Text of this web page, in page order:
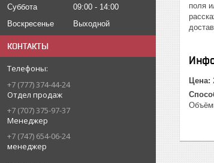
Суббота
09:00
14:00
Воскресенье
Выходной
КОНТАКТЫ
+7 (777) 374-44-24
Отдел продаж
+7 (707) 375-97-37
Менеджер
+7 (747) 654-06-24
менеджер
поля
Цена: